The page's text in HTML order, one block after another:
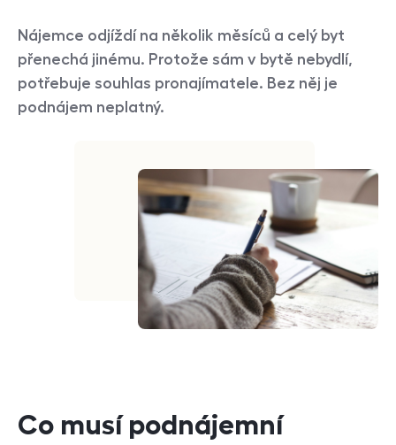
Nájemce odjíždí na několik měsíců a celý byt
přenechá jinému. Protože sám v bytě nebydlí,
potřebuje souhlas pronajímatele. Bez něj je
podnájem neplatný.
Co musí podnájemní